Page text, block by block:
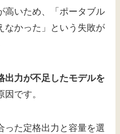
高いため、「ポータブル
なかった」という失敗が
出力が不足したモデルを
因です。
った定格出力と容量を選